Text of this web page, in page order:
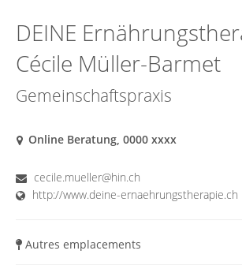
DEINE
Cécile Müller-Barmet
Gemeinschaftspraxis
Online Beratung, 0000 xxxx
cecile.mueller@hin.ch
http://www.deine-ernaehrungstherapie.ch
Autres emplacements